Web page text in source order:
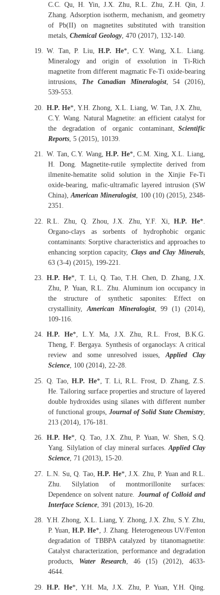
C.C. Qu, H. Yin, J.X. Zhu, R.L. Zhu, Z.H. Qin, J.
Zhang. Adsorption isotherm, mechanism, and geometry
of Pb(II) on magnetites substituted with transition
metals, Chemical Geology, 470 (2017), 132-140.
19. W. Tan, P. Liu,H.P. He*, C.Y. Wang, X.L. Liang.
Mineralogy and origin of exsolution in Ti-Rich
magnetite from different magmatic Fe-Ti oxide-bearing
intrusions, The Canadian Mineralogist, 54 (2016),
539-553.
20. H.P. He*, Y.H. Zhong, X.L. Liang, W. Tan, J.X. Zhu,
C.Y. Wang. Natural Magnetite: an efficient catalyst for
the degradation of organic contaminant,
Scientific
Reports , 5 (2015), 10139.
21. W. Tan, C.Y. Wang,H.P. He*, C.M. Xing, X.L. Liang,
H. Dong. Magnetite-rutile symplectite derived from
ilmenite-hematite solid solution in the Xinjie Fe-Ti
oxide-bearing, mafic-ultramafic layered intrusion (SW
China),American Mineralogist, 100 (10) (2015), 2348-
2351.
22. R.L. Zhu, Q. Zhou, J.X. Zhu, Y.F. Xi,H.P. He*.
Organo-clays as sorbents of hydrophobic organic
contaminants: Sorptive characteristics and approaches to
enhancing sorption capacity, Clays and Clay Minerals
63 (3-4) (2015), 199-221.
23. H.P. He*, T. Li, Q. Tao, T.H. Chen, D. Zhang, J.X.
Zhu, P. Yuan, R.L. Zhu. Aluminum ion occupancy in
the structure of synthetic saponites: Effect on
crystallinity, American Mineralogist, 99 (1) (2014),
109-116.
24. H.P. He*, L.Y. Ma, J.X. Zhu, R.L. Frost, B.K.G.
Theng, F. Bergaya. Synthesis of organoclays: A critical
review and some unresolved issues,Applied Clay
Science, 100 (2014), 22-28.
25. Q. Tao,H.P. He*, T. Li, R.L. Frost, D. Zhang, Z.S.
He. Tailoring surface properties and structure of layered
double hydroxides using silanes with different number
of functional groups, Journal of Solid State Chemistry,
213 (2014), 176-181.
26. H.P. He*, Q. Tao, J.X. Zhu, P. Yuan, W. Shen, S.Q.
Yang. Silylation of clay mineral surfaces.Applied Clay
Science, 71 (2013), 15-20.
27. L.N. Su, Q. Tao,H.P. He*, J.X. Zhu, P. Yuan and R.L.
Zhu. Silylation of montmorillonite surfaces:
Dependence on solvent nature.
Journal of Colloid and
Interface Science , 391 (2013), 16-20.
28. Y.H. Zhong, X.L. Liang, Y. Zhong, J.X. Zhu, S.Y. Zhu,
P. Yuan,H.P. He*, J. Zhang. Heterogeneous UV/Fenton
degradation of TBBPA catalyzed by titanomagnetite:
Catalyst characterization, performance and degradation
products, Water Research, 46 (15) (2012), 4633-
4644.
29. H.P. He*, Y.H. Ma, J.X. Zhu, P. Yuan, Y.H. Qing.